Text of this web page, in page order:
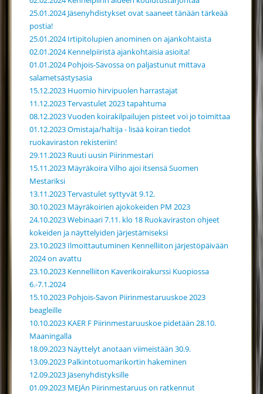
25.01.2024 Jäsenyhdistykset ovat saaneet tänään tärkeää
postia!
25.01.2024 Irtipitolupien anominen on ajankohtaista
02.01.2024 Kennelpiiristä ajankohtaisia asioita!
01.01.2024 Pohjois-Savossa on paljastunut mittava
salametsästysasia
15.12.2023 Huomio hirvipuolen harrastajat
11.12.2023 Tervastulet 2023 tapahtuma
08.12.2023 Vuoden koirakilpailujen pisteet voi jo toimittaa
01.12.2023 Omistaja/haltija - lisää koiran tiedot
ruokaviraston rekisteriin!
29.11.2023 Ruuti uusin Piirinmestari
15.11.2023 Mäyräkoira Vilho ajoi itsensä Suomen
Mestariksi
13.11.2023 Tervastulet syttyvät 9.12.
30.10.2023 Mäyräkoirien ajokokeiden PM 2023
24.10.2023 Webinaari 7.11. klo 18 Ruokaviraston ohjeet
kokeiden ja näyttelyiden järjestämiseksi
23.10.2023 Ilmoittautuminen Kennelliiton järjestöpäivään
2024 on avattu
23.10.2023 Kennelliiton Kaverikoirakurssi Kuopiossa
6.-7.1.2024
15.10.2023 Pohjois-Savon Piirinmestaruuskoe 2023
beagleille
10.10.2023 KAER F Piirinmestaruuskoe pidetään 28.10.
Maaningalla
18.09.2023 Näyttelyt anotaan viimeistään 30.9.
13.09.2023 Palkintotuomarikortin hakeminen
12.09.2023 Jäsenyhdistyksille
01.09.2023 MEJÄn Piirinmestaruus on ratkennut